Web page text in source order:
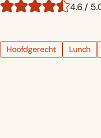
4.6 /
Hoofdgerecht Lunch